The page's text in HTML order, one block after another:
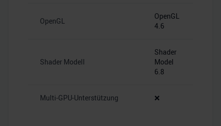
OpenGL
OpenGL
4.6
Shader Modell
Shader
Model
6.8
Multi-GPU-Unterstützung ❌